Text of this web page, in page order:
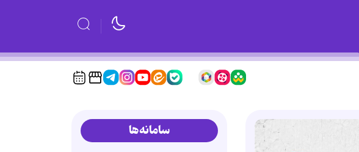
سامانه‌ها